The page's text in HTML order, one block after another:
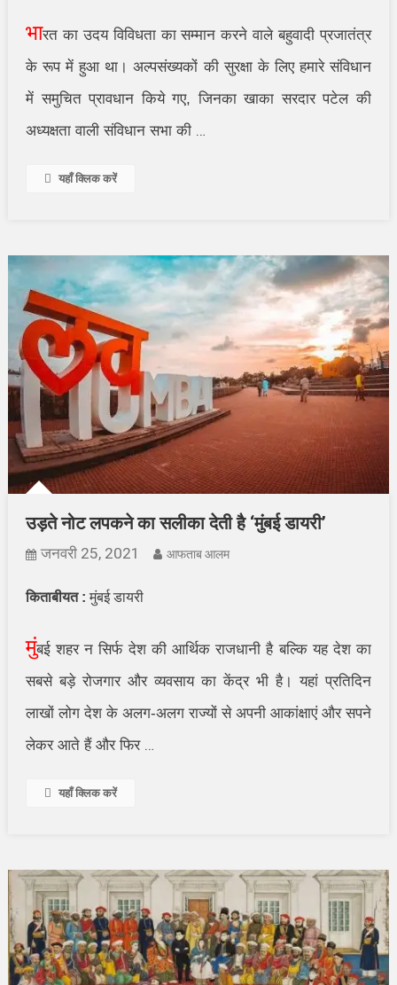
भारत का उदय विविधता का सम्मान करने वाले बहुवादी प्रजातंत्र
के रूप में हुआ था। अल्पसंख्यकों की सुरक्षा के लिए हमारे संविधान
में समुचित प्रावधान किये गए, जिनका खाका सरदार पटेल की
अध्यक्षता वाली संविधान सभा की …
यहाँ क्लिक करें
उड़ते नोट लपकने का सलीका देती है ‘मुंबई डायरी’
जनवरी 25, 2021 आफताब आलम
किताबीयत :मुंबई डायरी
मुंबई शहर न सिर्फ देश की आर्थिक राजधानी है बल्कि यह देश का
सबसे बड़े रोजगार और व्यवसाय का केंद्र भी है। यहां प्रतिदिन
लाखों लोग देश के अलग-अलग राज्यों से अपनी आकांक्षाएं और सपने
लेकर आते हैं और फिर …
यहाँ क्लिक करें